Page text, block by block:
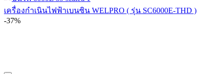
เครื่องกำเนินไฟฟ้าเบนซิน WELPRO ( รุ่น SC6000E-THD )
-37%